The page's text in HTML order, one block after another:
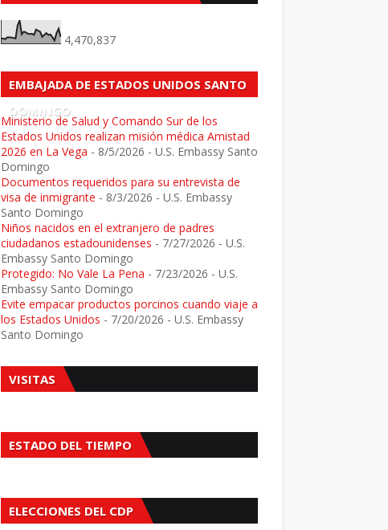
4,470,837
EMBAJADA DE ESTADOS UNIDOS SANTO
DOMINGO
Ministerio de Salud y Comando Sur de los
Estados Unidos realizan misión médica Amistad
2026 en La Vega - 8/5/2026 - U.S. Embassy Santo
Domingo
Documentos requeridos para su entrevista de
visa de inmigrante - 8/3/2026 - U.S. Embassy
Santo Domingo
Niños nacidos en el extranjero de padres
ciudadanos estadounidenses - 7/27/2026 - U.S.
Embassy Santo Domingo
Protegido: No Vale La Pena - 7/23/2026 - U.S.
Embassy Santo Domingo
Evite empacar productos porcinos cuando viaje a
los Estados Unidos - 7/20/2026 - U.S. Embassy
Santo Domingo
VISITAS
ESTADO DEL TIEMPO
ELECCIONES DEL CDP